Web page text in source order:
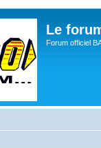
Le
Forum officiel